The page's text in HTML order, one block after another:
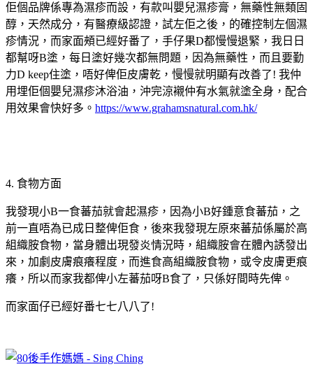
佢個品牌係專為濕疹而設，有款叫嬰兒濕疹膏，無藥性無類固
醇，天然成分，有醫療級認證，試左佢之後，的確控制左個濕
疹情況，而家面頰已經好番了，手仔果D都慢慢退緊，我日日
都幫呀B塗，每日塗好幾次都無問題，因為無藥性，而且要勤
力D keep住塗，唔好俾佢皮膚乾，慢慢就明顯有改善了! 我仲
用埋佢個嬰兒濕疹沐浴油，沖完涼襯仲有水氣就塗全身，配合
用效果會快好多。 https://www.grahamsnatural.com.hk/
4. 食物方面
我發現小B一食蕃茄就會起濕疹，因為小B好鍾意食蕃茄，之
前一直唔為已成日整俾佢食，後來我發現左原來蕃茄係屬於高
組織胺食物，當身體出現發炎情況時，組織胺會在體內誘發出
來，加劇皮膚痕癢程度，而進食高組織胺食物，或令皮膚更痕
癢，所以而家我都俾小左蕃茄呀B食了，只係好間時先俾。
而家面仔已經好番七七八八了!